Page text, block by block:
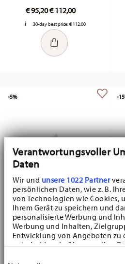
Verantwortungsvoller
Daten
Wir und unsere 1022 Partner
persönlichen Daten, wie z. B.
von Technologien wie Cookies,
Ihrem Gerät zu speichern und
personalisierte Werbung und
Werbung und Inhalten,
Entwicklung von Angeboten zu
entscheiden darüber, wer Ihre
€ 95,20Price reduced from
€ 112,00to
30-day best price:€ 112,00
Maria Theresia White
Sugar bowl 3 lid
€ 26,60Price reduced from
€ 28,00to
-5% -